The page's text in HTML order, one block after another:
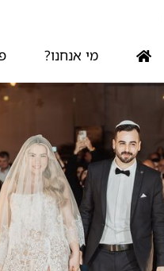
מי אנחנו?